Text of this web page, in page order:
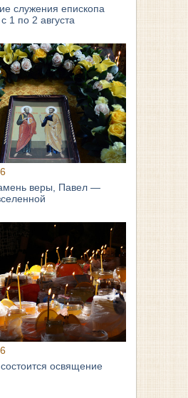
служения епископа
1 по 2 августа
веры, Павел —
освящение